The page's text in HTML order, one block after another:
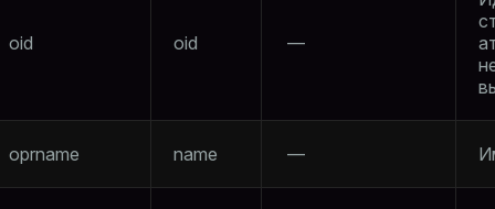
oid oid —
oprname name —